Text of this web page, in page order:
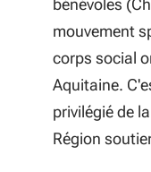
bénévoles
mouvement
corps social
Aquitaine.
privilégié de
Région